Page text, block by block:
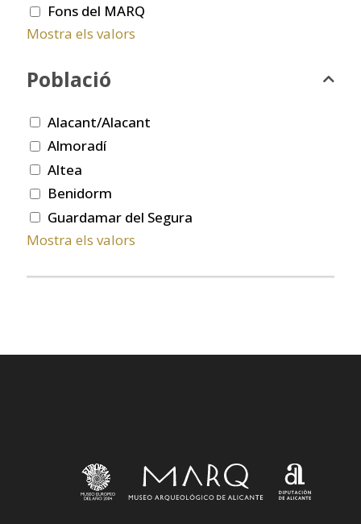
Fons del MARQ
Mostra els valors
Població
Alacant/Alacant
Almoradí
Altea
Benidorm
Guardamar del Segura
Mostra els valors